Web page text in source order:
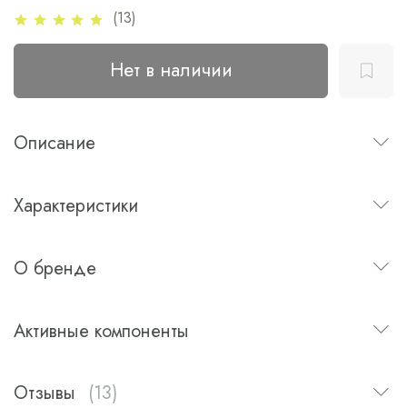
(13)
Нет в наличии
Описание
Характеристики
О бренде
Активные компоненты
Отзывы (13)